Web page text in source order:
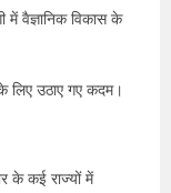
में वैज्ञानिक विकास के
लिए उठाए गए कदम।
के कई राज्यों में